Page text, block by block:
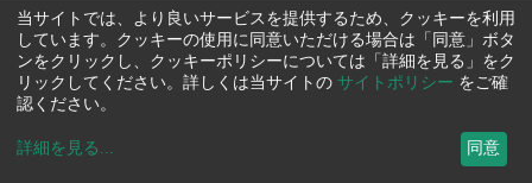
当サイトでは、より良いサービスを提供するため、クッキーを利用
しています。クッキーの使用に同意いただける場合は「同意」ボタ
ンをクリックし、クッキーポリシーについては「詳細を見る」をク
リックしてください。詳しくは当サイトの サイトポリシー をご確
認ください。
詳細を見る ... 同意